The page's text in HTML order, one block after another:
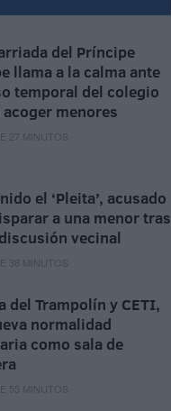
del Príncipe
llama a la calma ante
temporal del colegio
acoger menores
27 MINUTOS
el ‘Pleita’, acusado
a una menor tras
vecinal
38 MINUTOS
del Trampolín y CETI,
normalidad
como sala de
55 MINUTOS